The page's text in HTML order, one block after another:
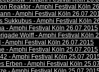
Reaktor - Amphi Festival Köln
- Amphi Festival Köln
Sukkubus - Amphi Festival Köln
- Amphi Festival Köln 26.07.2015
- Amphi Festival Köln
- Amphi Festival Köln 26.07.2015
- Amphi Festival Köln 25.07.2015
- Amphi Festival Köln
Erben - Amphi Festival Köln